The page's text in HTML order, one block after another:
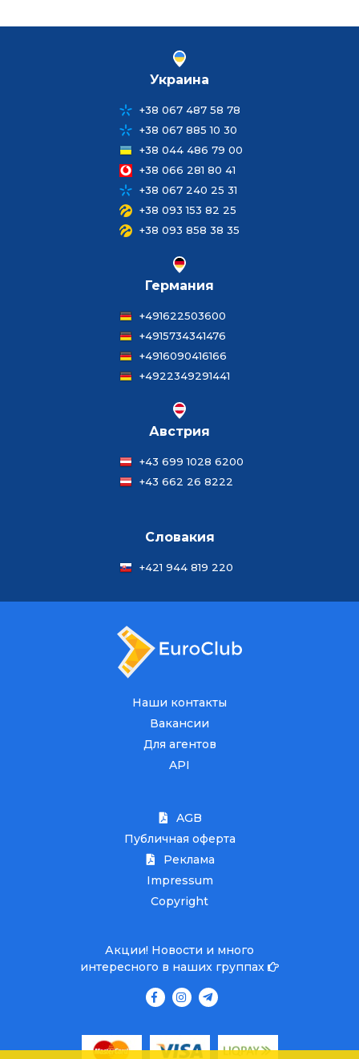
Украина
+38 067 487 58 78
+38 067 885 10 30
+38 044 486 79 00
+38 066 281 80 41
+38 067 240 25 31
+38 093 153 82 25
+38 093 858 38 35
Германия
+491622503600
+4915734341476
+4916090416166
+4922349291441
Австрия
+43 699 1028 6200
+43 662 26 8222
Словакия
+421 944 819 220
Наши контакты
Вакансии
Для агентов
API
AGB
Публичная оферта
Реклама
Impressum
Copyright
Акции! Новости и много
интересного в наших группах